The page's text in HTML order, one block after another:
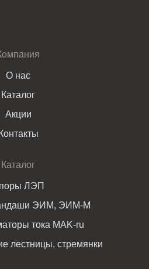
О нас
Каталог
Акции
Контакты
Каталог
ЛЭП
ЭИМ, ЭИМ-М
тока MAK-ru
лестницы, стремянки